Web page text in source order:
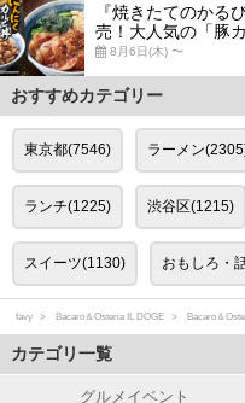
『焼きたてのかる
売！大人気の「豚
8月6日(木) 〜
おすすめカテゴリー
東京都(7546) ラーメン
ランチ(1225) 渋谷区(1215)
スイーツ(1130) おもしろ・
favy Bacaro＆Osteria IL DOGE Bacaro＆
カテゴリ一覧
グルメイベント